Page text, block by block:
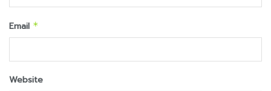
Email *
Website